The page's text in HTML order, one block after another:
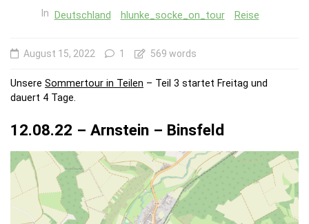
In Deutschland hlunke_socke_on_tour Reise
August 15, 2022 1 569 words
Unsere Sommertour in Teilen – Teil 3 startet Freitag und
dauert 4 Tage.
12.08.22 – Arnstein – Binsfeld